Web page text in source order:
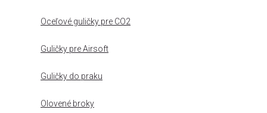
Oceľové guličky pre CO2
Guličky pre Airsoft
Guličky do praku
Olovené broky